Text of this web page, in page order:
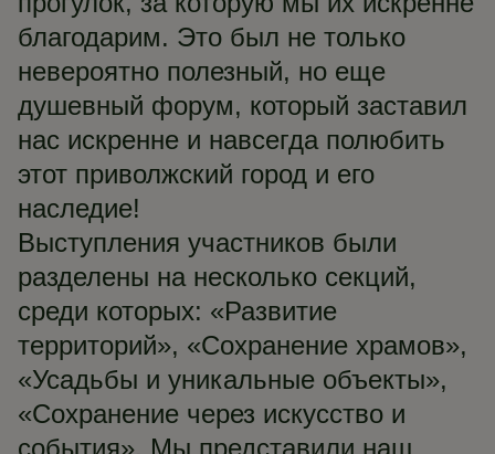
благодарим. Это был не только
невероятно полезный, но еще
душевный форум, который заставил
нас искренне и навсегда полюбить
этот приволжский город и его
наследие!
Выступления участников были
разделены на несколько секций,
среди которых: «Развитие
территорий», «Сохранение храмов»,
«Усадьбы и уникальные объекты»,
«Сохранение через искусство и
события». Мы представили наш